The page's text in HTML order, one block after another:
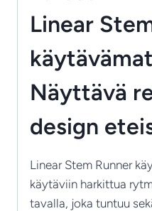
määrä
Linear
Näyttävä
design
Linear Stem Runner
käytäviin harkittua
tavalla, joka tuntuu